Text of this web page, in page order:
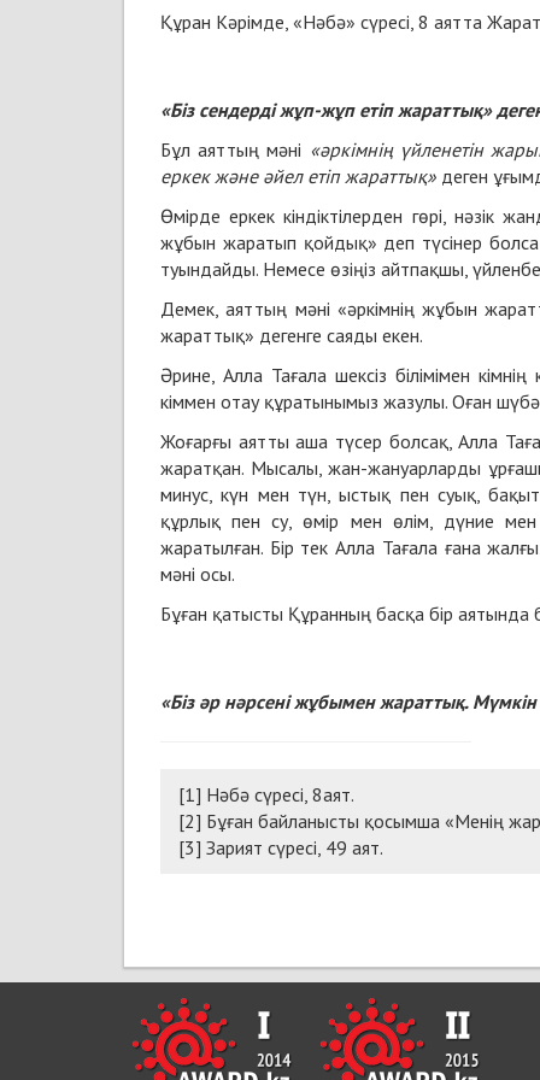
Құран Кәрімде, «Нәбә» сүресі, 8 аятта
«Біз сендерді жұп-жұп етіп жараттық»
Бұл аяттың мәні «әркімнің үйленетін
еркек және әйел етіп жараттық» деген
Өмірде еркек кіндіктілерден гөрі, нәзік
жұбын жаратып қойдық» деп түсінер
туындайды. Немесе өзіңіз айтпақшы,
Демек, аяттың мәні «әркімнің жұбын
жараттық» дегенге саяды екен.
Әрине, Алла Тағала шексіз білімімен
кіммен отау құратынымыз жазулы. Оған
Жоғарғы аятты аша түсер болсақ, Алла
жаратқан. Мысалы, жан-жануарларды
минус, күн мен түн, ыстық пен суық,
құрлық пен су, өмір мен өлім, дүние
жаратылған. Бір тек Алла Тағала ғана
мәні осы.
Бұған қатысты Құранның басқа бір аятында
«Біз әр нәрсені жұбымен жараттық.
[1] Нәбә сүресі, 8аят.
[2] Бұған байланысты қосымша «Менің
[3] Зарият сүресі, 49 аят.